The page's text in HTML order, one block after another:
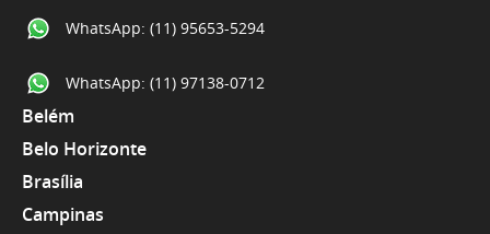
WhatsApp: (11) 95653-5294
WhatsApp: (11) 97138-0712
Belém
Belo Horizonte
Brasília
Campinas